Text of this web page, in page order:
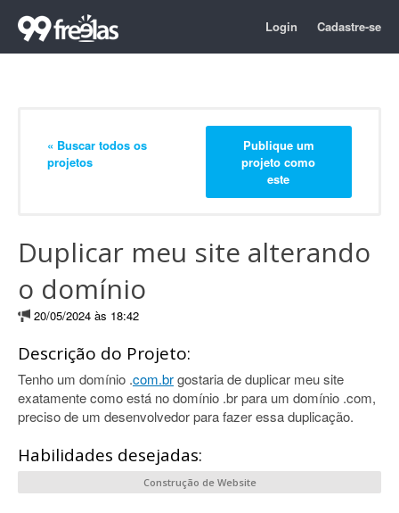
Login Cadastre-se
« Buscar todos os
projetos
Publique um
projeto como
este
Duplicar meu site alterando
o domínio
20/05/2024 às 18:42
Descrição do Projeto:
Tenho um domínio .com.brgostaria de duplicar meu site
exatamente como está no domínio .br para um domínio .com,
preciso de um desenvolvedor para fazer essa duplicação.
Habilidades desejadas:
Construção de Website